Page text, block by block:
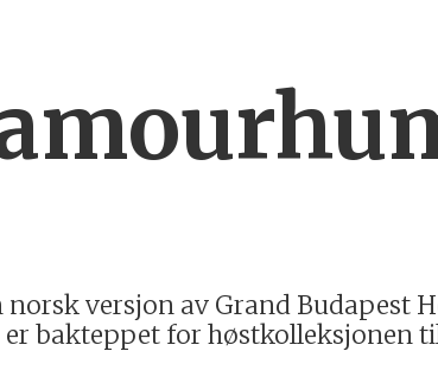
versjon av Grand Budapest
bakteppet for høstkolleksjonen